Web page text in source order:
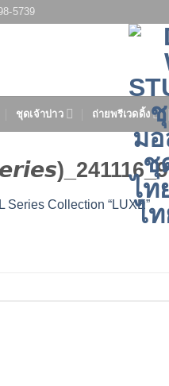
5739
ชุดเจ้าบ่าว ถ่ายพรีเวดดิ้ง
L Series Collection “LUXE”